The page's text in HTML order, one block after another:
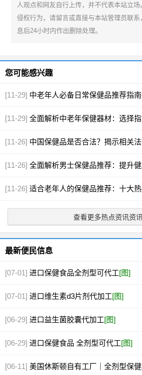
人观点和网友自行上传，并不代表本站立
侵权行为，请留言或直接与本站管理员联
息后24小时内作出删除处理。
您可能感兴趣
[11-29] 中老年人必备日常保健品推荐指
[11-29] 全面解析中老年保健器材：选择
[11-26] 中国保健品是否合法？揭示相关
[11-26] 全面解析男士保健品推荐：提升
[11-26] 适合老年人的保健品推荐：十大
查看更多热点资讯资讯
最新便民信息
[07-01] 进口保健食品全剂型可代工[图]
[07-01] 进口维生素d3片剂代加工[图]
[06-29] 进口益生菌胶囊代加工[图]
[06-29] 进口保健食品 全剂型可代工[图]
[06-11] 美国休斯顿自有工厂｜全剂型保